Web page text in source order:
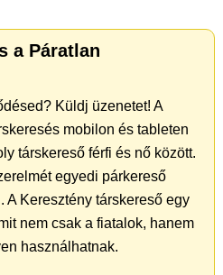
a Páratlan
Küldj üzenetet! A
mobilon és tableten
társkereső férfi és nő között.
egyedi párkereső
A Keresztény társkereső egy
nem csak a fiatalok, hanem
használhatnak.